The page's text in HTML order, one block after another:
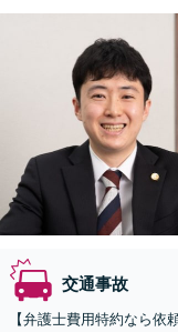
交通事故
【弁護士費用特約なら